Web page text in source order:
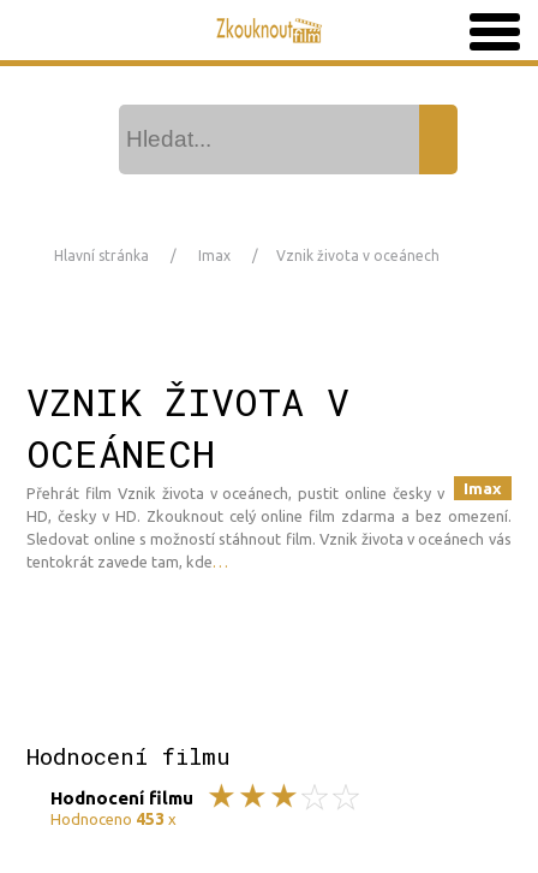
Hlavní stránka Imax Vznik života v oceánech
VZNIK ŽIVOTA V
OCEÁNECH
Imax
Přehrát film Vznik života v oceánech, pustit online česky v
HD, česky v HD. Zkouknout celý online film zdarma a bez omezení.
Sledovat online s možností stáhnout film. Vznik života v oceánech vás
tentokrát zavede tam, kde
Hodnocení filmu
Hodnocení filmu
Hodnoceno 453x